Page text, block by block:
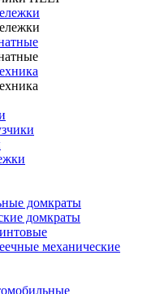
домкраты
домкраты
механические